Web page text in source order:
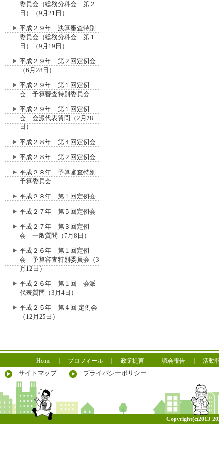
委員会（総務分科会 第２
日）（9月21日）
平成２９年 決算審査特別
委員会（総務分科会 第１
日）（9月19日）
平成２９年 第２回定例会
（6月28日）
平成２９年 第１回定例
会 予算審査特別委員会
平成２９年 第１回定例
会 会派代表質問（2月28
日）
平成２８年 第４回定例会
平成２８年 第２回定例会
平成２８年 予算審査特別
予算委員会
平成２８年 第１回定例会
平成２７年 第５回定例会
平成２７年 第３回定例
会 一般質問（7月8日）
平成２６年 第１回定例
会 予算審査特別委員会（3
月12日）
平成２６年 第１回 会派
代表質問（3月4日）
平成２５年 第４回 定例会
（12月25日）
Home｜ プロフィール｜ 政策提言｜ 議会報告｜ 活動
サイトマップ プライバシーポリシー
Copyright(c)2013-